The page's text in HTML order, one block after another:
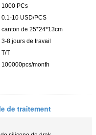
1000 PCs
0.1-10 USD/PCS
canton de 25*24*13cm
3-8 jours de travail
T/T
100000pcs/month
de traitement